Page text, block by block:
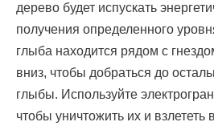
дерево будет испускать
получения определенного
глыба находится рядом с
вниз, чтобы добраться до
глыбы. Используйте
чтобы уничтожить их и